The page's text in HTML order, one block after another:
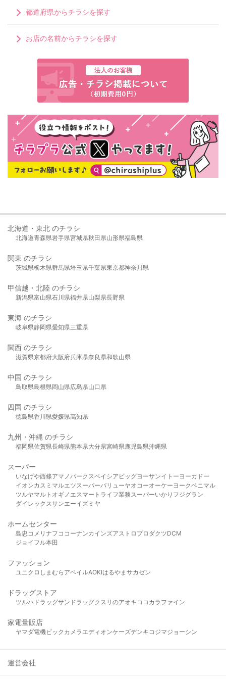
都道府県からチラシを探す
お店の名前からチラシを探す
北海道・東北 のチラシ
北海道青森県岩手県宮城県秋田県山形県福島県
関東 のチラシ
茨城県栃木県群馬県埼玉県千葉県東京都神奈川県
甲信越・北陸 のチラシ
新潟県富山県石川県福井県山梨県長野県
東海 のチラシ
岐阜県静岡県愛知県三重県
関西 のチラシ
滋賀県京都府大阪府兵庫県奈良県和歌山県
中国 のチラシ
鳥取県島根県岡山県広島県山口県
四国 のチラシ
徳島県香川県愛媛県高知県
九州・沖縄 のチラシ
福岡県佐賀県長崎県熊本県大分県宮崎県鹿児島県沖縄県
スーパー
いなげや西條アマノパークスベイシア ビッグヨーサンイトーヨーカドー
イオンカスミ マルエツスーパーバリューヤオコーオーケー ヨークベニマル
ツルヤマルト オギノ エスマート ライフ業務スーパーいかり フジグラン
ダイレックスサンエーイズミヤ
ホームセンター
島忠 コメリ ナフコ コーナンカインズアストロプロダクツDCM
ジョイフル本田
ファッション
ユニクロ しまむら アベイルAOKIはるやま サカゼン
ドラッグストア
ツルハドラッグサンドラッグクスリのアオキ ココカラファイン
家電量販店
ヤマダ電機ビックカメラ エディオンケーズデンキ コジマジョーシン
運営会社